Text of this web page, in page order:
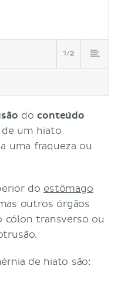
1/2
doconteúdo
de um hiato
uma fraqueza ou
do estômago
outros órgãos
cólon transverso ou
de hiato são: